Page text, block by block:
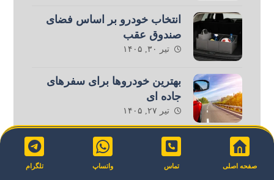
انتخاب خودرو بر اساس فضای
صندوق عقب
تیر ۳۰, ۱۴۰۵
بهترین خودروها برای سفرهای
جاده ای
تیر ۲۷, ۱۴۰۵
مقایسه خودروهای اقتصادی و
لوکس
تیر ۲۳, ۱۴۰۵
صفحه اصلی تماس واتساپ تلگرام